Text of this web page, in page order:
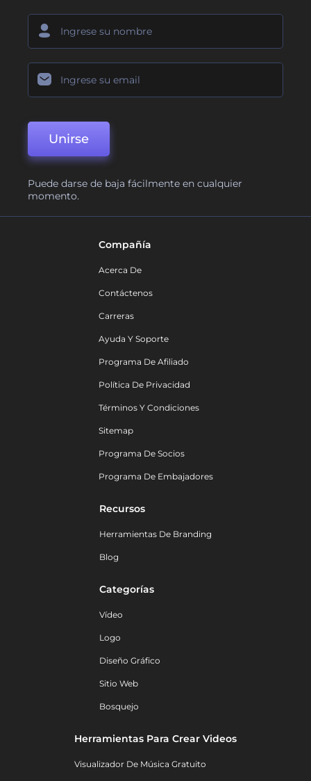
Unirse
Puede darse de baja fácilmente en cualquier
momento.
Compañía
Acerca De
Contáctenos
Carreras
Ayuda Y Soporte
Programa De Afiliado
Política De Privacidad
Términos Y Condiciones
Sitemap
Programa De Socios
Programa De Embajadores
Recursos
Herramientas De Branding
Blog
Categorías
Vídeo
Logo
Diseño Gráfico
Sitio Web
Bosquejo
Herramientas Para Crear Videos
Visualizador De Música Gratuito